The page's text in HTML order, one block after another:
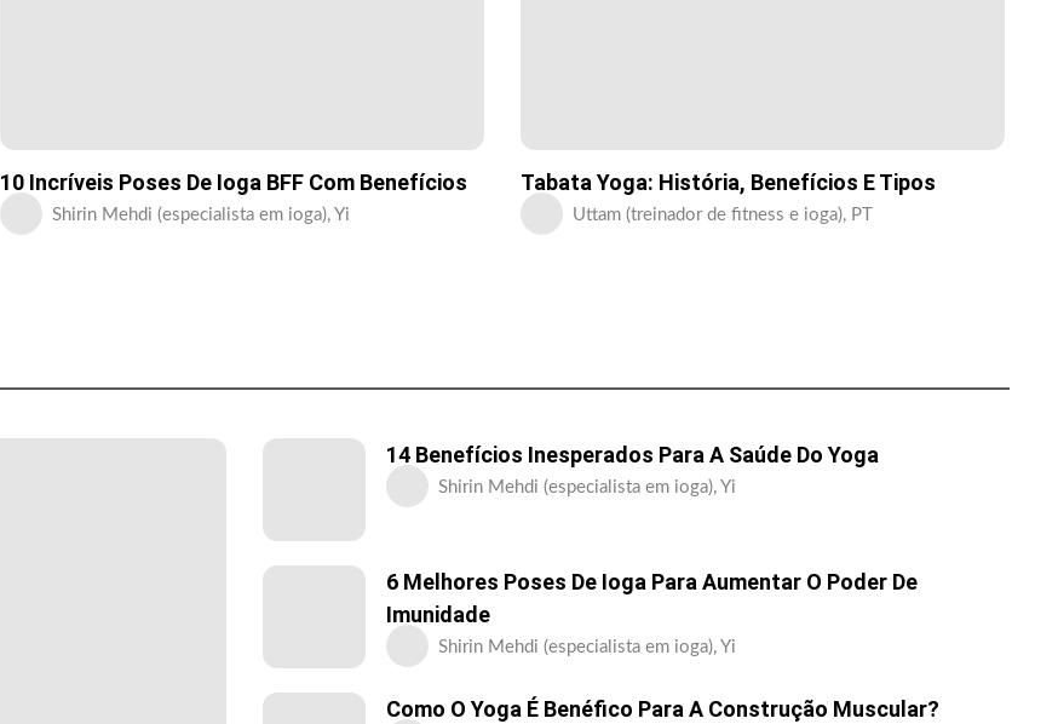
10 Incríveis Poses De Ioga BFF Com Benefícios
Shirin Mehdi (especialista em ioga), Yi
Tabata Yoga: História, Benefícios E Tipos
Uttam (treinador de fitness e ioga), PT
14 Benefícios Inesperados Para A Saúde Do Yoga
Shirin Mehdi (especialista em ioga), Yi
6 Melhores Poses De Ioga Para Aumentar O Poder De
Imunidade
Shirin Mehdi (especialista em ioga), Yi
Como O Yoga É Benéfico Para A Construção Muscular?